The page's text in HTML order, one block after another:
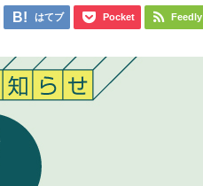
はてブ Pocket Feedly